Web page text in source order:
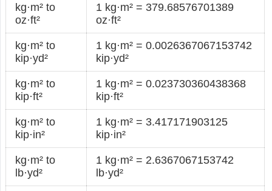
kg·m² to
oz·ft²
1 kg·m² = 379.68576701389
oz·ft²
kg·m² to
kip·yd²
1 kg·m² = 0.0026367067153742
kip·yd²
kg·m² to
kip·ft²
1 kg·m² = 0.023730360438368
kip·ft²
kg·m² to
kip·in²
1 kg·m² = 3.417171903125
kip·in²
kg·m² to
lb·yd²
1 kg·m² = 2.6367067153742
lb·yd²